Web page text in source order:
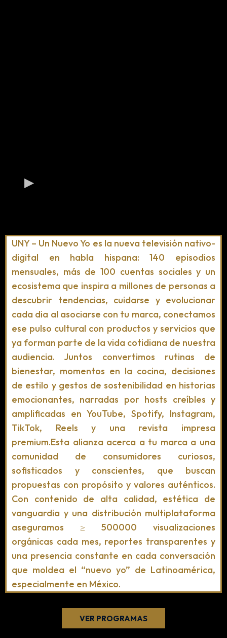
UNY – Un Nuevo Yo es la nueva televisión nativo-
digital en habla hispana: 140 episodios
mensuales, más de 100 cuentas sociales y un
ecosistema que inspira a millones de personas a
descubrir tendencias, cuidarse y evolucionar
cada dia al asociarse con tu marca, conectamos
ese pulso cultural con productos y servicios que
ya forman parte de la vida cotidiana de nuestra
audiencia. Juntos convertimos rutinas de
bienestar, momentos en la cocina, decisiones
de estilo y gestos de sostenibilidad en historias
emocionantes, narradas por hosts creíbles y
amplificadas en YouTube, Spotify, Instagram,
TikTok, Reels y una revista impresa
premium.Esta alianza acerca a tu marca a una
comunidad de consumidores curiosos,
sofisticados y conscientes, que buscan
propuestas con propósito y valores auténticos.
Con contenido de alta calidad, estética de
vanguardia y una distribución multiplataforma
aseguramos ≥ 500000 visualizaciones
orgánicas cada mes, reportes transparentes y
una presencia constante en cada conversación
que moldea el “nuevo yo” de Latinoamérica,
especialmente en México.
VER PROGRAMAS